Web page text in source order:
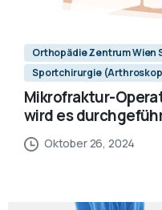
Orthopädie Zentrum Wien
Sportchirurgie
Mikrofraktur-
wird es
Oktober 26, 2024